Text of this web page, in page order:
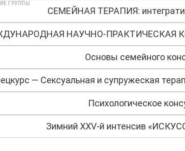
СЕМЕЙНАЯ ТЕРАПИЯ:
ГРУППЫ
Основы семейного
— Сексуальная и супружеская
Психологическое
Зимний XXV-й интенсив